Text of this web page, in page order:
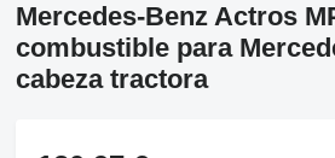
Mercedes-Benz Actros
combustible para
cabeza tractora